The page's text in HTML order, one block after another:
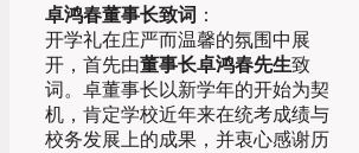
卓鸿春董事长致词 ：
开学礼在庄严而温馨的氛围中展
开，首先由董事长卓鸿春先生致
词。卓董事长以新学年的开始为契
机，肯定学校近年来在统考成绩与
校务发展上的成果，并衷心感谢历